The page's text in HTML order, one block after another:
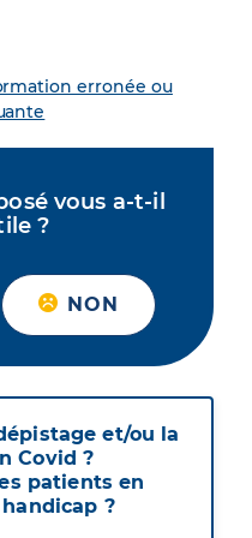
erronée ou
vous a-t-il
?
NON
et/ou la
Covid ?
patients en
?